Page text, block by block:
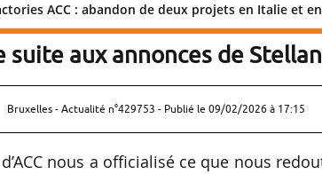
ACC : abandon de deux projets en Italie et
ACC : abandon de deux
suite aux annonces de
Bruxelles - Actualité n°429753 - Publié le 09/02/2026 à 17:15
nous a officialisé ce que nous